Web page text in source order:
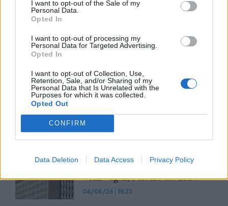
I want to opt-out of the Sale of my
Personal Data.
Opted In
I want to opt-out of processing my
Personal Data for Targeted Advertising.
Opted In
I want to opt-out of Collection, Use,
Retention, Sale, and/or Sharing of my
Personal Data that Is Unrelated with the
Purposes for which it was collected.
Opted Out
CONFIRM
Data Deletion Data Access Privacy Policy
Περισσότερα από το
Apple: Προσφεύγει στη
Δικαιοσύνη κατά της OpenAI για
φερόμενη υπεξαίρεση εμπορικών
06/08/26
αυτοκινητοβιομηχανία: Μαζικές
περικοπές σε managers από
Volkswagen, Porsche και BMW
04/08/26 | 15:23